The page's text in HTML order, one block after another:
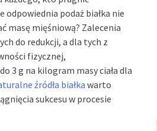
odpowiednia podaż białka nie
masę mięśniową? Zalecenia
do redukcji, a dla tych z
fizycznej,
3 g na kilogram masy ciała dla
źródła białkawarto
sukcesu w procesie